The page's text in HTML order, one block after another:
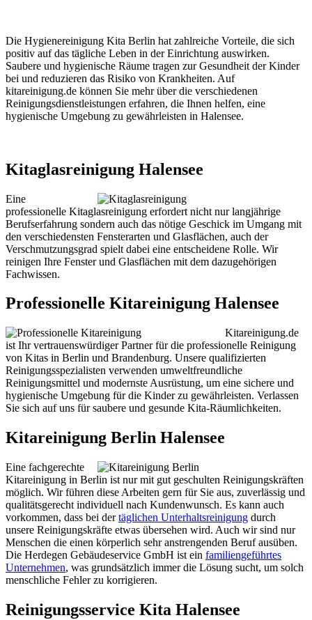
Die Hygienereinigung Kita Berlin hat zahlreiche Vorteile, die sich
positiv auf das tägliche Leben in der Einrichtung auswirken.
Saubere und hygienische Räume tragen zur Gesundheit der Kinder
bei und reduzieren das Risiko von Krankheiten. Auf
kitareinigung.de können Sie mehr über die verschiedenen
Reinigungsdienstleistungen erfahren, die Ihnen helfen, eine
hygienische Umgebung zu gewährleisten in Halensee.
Kitaglasreinigung Halensee
Eine
professionelle Kitaglasreinigung erfordert nicht nur langjährige
Berufserfahrung sondern auch das nötige Geschick im Umgang mit
den verschiedensten Fensterarten und Glasflächen, auch der
Verschmutzungsgrad spielt dabei eine entscheidene Rolle. Wir
reinigen Ihre Fenster und Glasflächen mit dem dazugehörigen
Fachwissen.
Professionelle Kitareinigung Halensee
Kitareinigung.de
ist Ihr vertrauenswürdiger Partner für die professionelle Reinigung
von Kitas in Berlin und Brandenburg. Unsere qualifizierten
Reinigungsspezialisten verwenden umweltfreundliche
Reinigungsmittel und modernste Ausrüstung, um eine sichere und
hygienische Umgebung für die Kinder zu gewährleisten. Verlassen
Sie sich auf uns für saubere und gesunde Kita-Räumlichkeiten.
Kitareinigung Berlin Halensee
Eine fachgerechte
Kitareinigung in Berlin ist nur mit gut geschulten Reinigungskräften
möglich. Wir führen diese Arbeiten gern für Sie aus, zuverlässig und
qualitätsgerecht individuell nach Kundenwunsch. Es kann auch
vorkommen, dass bei dertäglichen Unterhaltsreinigung durch
unsere Reinigungskräfte etwas übersehen wird. Auch wir sind nur
Menschen die einen körperlich sehr anstrengenden Beruf ausüben.
Die Herdegen Gebäudeservice GmbH ist ein familiengeführtes
Unternehmen, was grundsätzlich immer die Lösung sucht, um solch
menschliche Fehler zu korrigieren.
Reinigungsservice Kita Halensee